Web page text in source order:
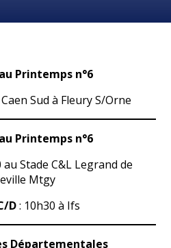
Printemps n°6
Sud à Fleury S/Orne
Printemps n°6
au Stade C&L Legrand de
Mtgy
D: 10h30 à Ifs
Départementales